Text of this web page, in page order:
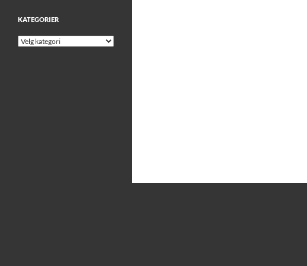
KATEGORIER
Kategorier